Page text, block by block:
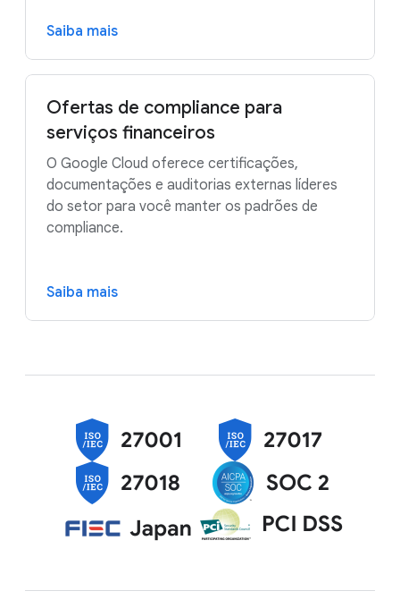
Saiba mais
Ofertas de compliance para
serviços financeiros
O Google Cloud oferece certificações,
documentações e auditorias externas líderes
do setor para você manter os padrões de
compliance.
Saiba mais